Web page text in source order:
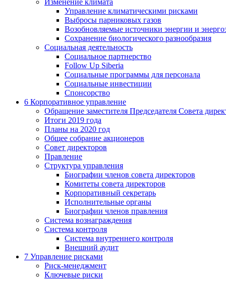
Изменение климата
Управление климатическими рисками
Выбросы парниковых газов
Возобновляемые источники энергии и
Сохранение биологического разнообразия
Социальная деятельность
Социальное партнерство
Follow Up Siberia
Социальные программы для персонала
Социальные инвестиции
Спонсорство
6 Корпоративное управление
Обращение заместителя Председателя Совета
Итоги 2019 года
Планы на 2020 год
Общее собрание акционеров
Совет директоров
Правление
Структура управления
Биографии членов совета директоров
Комитеты совета директоров
Корпоративный секретарь
Исполнительные органы
Биографии членов правления
Система вознаграждения
Система контроля
Система внутреннего контроля
Внешний аудит
7 Управление рисками
Риск-менеджмент
Ключевые риски